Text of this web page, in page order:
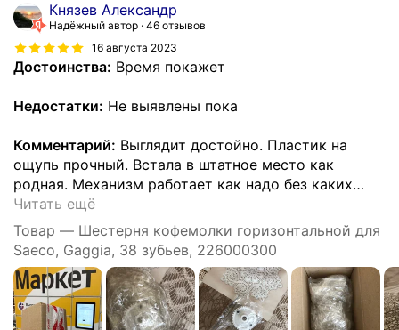
Князев Александр
Надёжный автор 46 отзывов
16 августа 2023
Достоинства: Время покажет
Недостатки: Не выявлены пока
Комментарий: Выглядит достойно. Пластик на
ощупь прочный. Встала в штатное место как
родная. Механизм работает как надо без каких…
Читать ещё
Товар — Шестерня кофемолки горизонтальной для
Saeco, Gaggia, 38 зубьев, 226000300